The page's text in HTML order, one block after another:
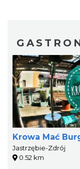
Krowa Mać
Jastrzębie-Zdrój
0.52 km